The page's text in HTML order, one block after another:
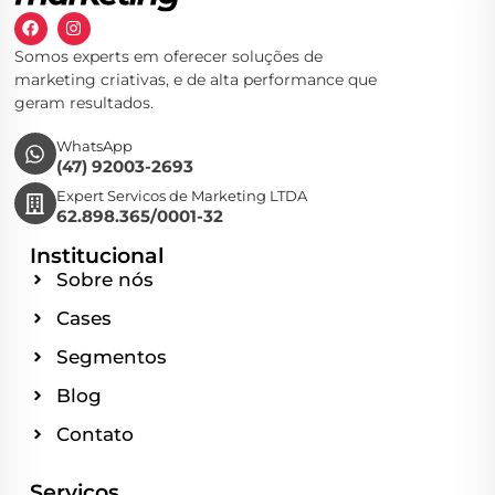
Somos experts em oferecer soluções de
marketing criativas, e de alta performance que
geram resultados.
WhatsApp
(47) 92003-2693
Expert Servicos de Marketing LTDA
62.898.365/0001-32
Institucional
Sobre nós
Cases
Segmentos
Blog
Contato